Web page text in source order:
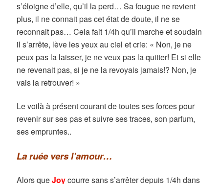
s’éloigne d’elle, qu’il la perd… Sa fougue ne revient
plus, il ne connait pas cet état de doute, il ne se
reconnait pas… Cela fait 1/4h qu’il marche et soudain
il s’arrête, lève les yeux au ciel et crie: « Non, je ne
peux pas la laisser, je ne veux pas la quitter! Et si elle
ne revenait pas, si je ne la revoyais jamais!? Non, je
vais la retrouver! »
Le voilà à présent courant de toutes ses forces pour
revenir sur ses pas et suivre ses traces, son parfum,
ses empruntes..
La ruée vers l’amour…
Alors queJoycourre sans s’arrêter depuis 1/4h dans